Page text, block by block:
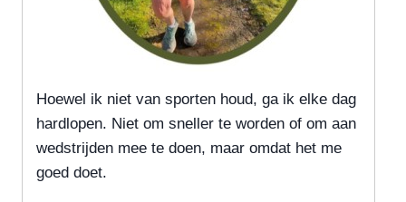
Hoewel ik niet van sporten houd, ga ik elke dag
hardlopen. Niet om sneller te worden of om aan
wedstrijden mee te doen, maar omdat het me
goed doet.